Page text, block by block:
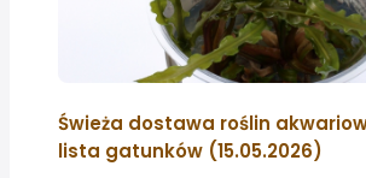
Świeża dostawa roślin
lista gatunków (15.05.2026)